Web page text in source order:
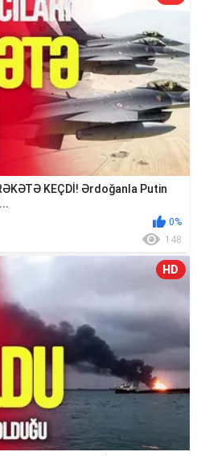
KEÇDİ! Ərdoğanla Putin
0%
148
HD